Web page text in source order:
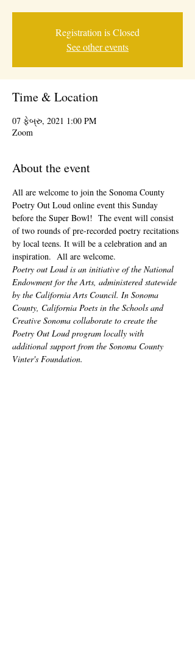
Registration is Closed
See other events
Time & Location
07 ફેબ્રુ, 2021 1:00 PM
Zoom
About the event
All are welcome to join the Sonoma County
Poetry Out Loud online event this Sunday
before the Super Bowl!  The event will consist
of two rounds of pre-recorded poetry recitations
by local teens. It will be a celebration and an
inspiration.  All are welcome.
Poetry out Loud is an initiative of the National
Endowment for the Arts, administered statewide
by the California Arts Council. In Sonoma
County, California Poets in the Schools and
Creative Sonoma collaborate to create the
Poetry Out Loud program locally with
additional support from the Sonoma County
Vinter's Foundation.